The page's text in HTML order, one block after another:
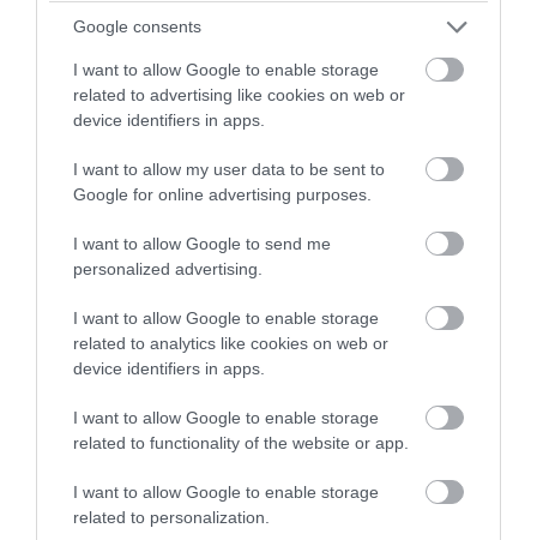
Google consents
I want to allow Google to enable storage
related to advertising like cookies on web or
device identifiers in apps.
I want to allow my user data to be sent to
Google for online advertising purposes.
I want to allow Google to send me
personalized advertising.
I want to allow Google to enable storage
related to analytics like cookies on web or
device identifiers in apps.
I want to allow Google to enable storage
related to functionality of the website or app.
I want to allow Google to enable storage
related to personalization.
PRONEWS.GR /ΠΛΑΣΤΙΚΗ ΧΕΙΡΟΥΡΓΙΚΗ
Η νέα τάση που προκαλεί αντιδράσεις:
Παίρνουν λίπος από… νεκρούς για να
κάνουν αυξητική στήθους και γλουτών!
06.08.2026 | 10:30